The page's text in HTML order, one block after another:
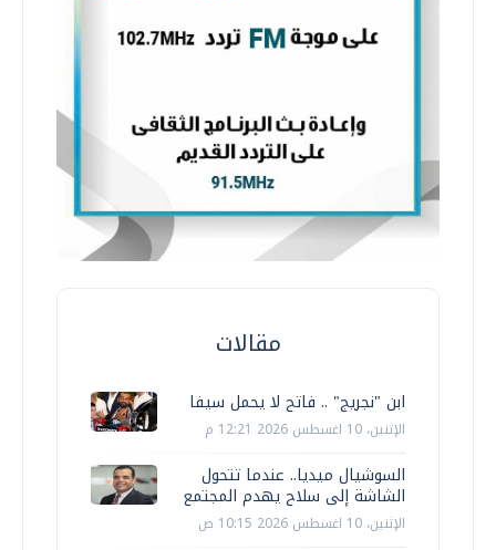
مقالات
ابن "نجريج" .. فاتح لا يحمل سيفا
الإثنين، 10 اغسطس 2026 12:21 م
السوشيال ميديا.. عندما تتحول
الشاشة إلى سلاح يهدم المجتمع
الإثنين، 10 اغسطس 2026 10:15 ص